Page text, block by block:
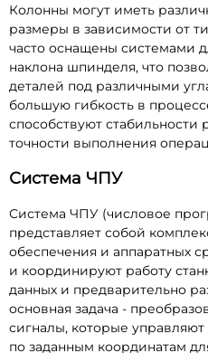
Колонны могут иметь
размеры в зависимости от
часто оснащены системами
наклона шпинделя, что
деталей под различными
большую гибкость в
способствуют стабильности
точности выполнения
Система ЧПУ
Система ЧПУ (числовое
представляет собой
обеспечения и аппаратных
и координируют работу
данных и предварительно
основная задача -
сигналы, которые
по заданным координатам